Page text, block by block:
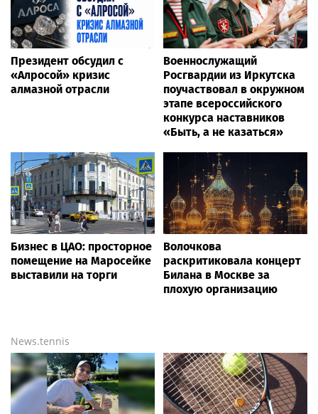
Президент обсудил с
«Алросой» кризис
алмазной отрасли
Военнослужащий
Росгвардии из Иркутска
поучаствовал в окружном
этапе всероссийского
конкурса наставников
«Быть, а не казаться»
Бизнес в ЦАО: просторное
помещение на Маросейке
выставили на торги
Волочкова
раскритиковала концерт
Билана в Москве за
плохую организацию
News.tennis